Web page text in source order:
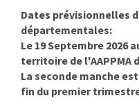
Dates prévisionnelles
départementales:
Le 19 Septembre 2026
territoire de l'AAPPMA
La seconde manche
fin du premier